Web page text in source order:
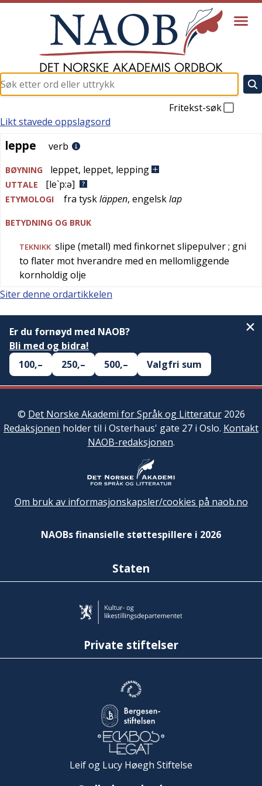
Fritekst-søk
leppe
Likt stavede oppslagsord
leppe verb
BØYNING leppet, leppet, lepping
UTTALE [le`p:ə]
ETYMOLOGI fra tyskläppen, engelsklap
BETYDNING OG BRUK
TEKNIKK slipe (metall) med finkornet slipepulver; gni
to flater mot hverandre med en mellomliggende
kornholdig olje
Siter denne ordartikkelen
Er du fornøyd med NAOB?
Bli med og bidra!
100,–
250,– 500,– Valgfri sum
© Det Norske Akademi for Språk og Litteratur2026
Redaksjonen holder til i Osterhaus' gate 27 i Oslo. Kontakt
NAOB-redaksjonen.
Om bruk av informasjonskapsler/cookies på naob.no
NAOBs finansielle støttespillere i 2026
Staten
Private stiftelser
Leif og Lucy Høegh Stiftelse